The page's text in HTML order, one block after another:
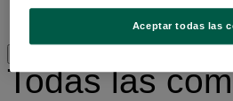
Todas las
Aceptar todas las